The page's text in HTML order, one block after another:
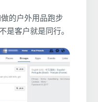
的户外用品跑步
是客户就是同行。